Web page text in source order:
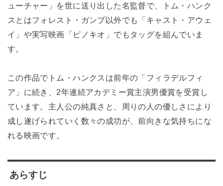
ューチャー」を世に送り出した名監督で、トム・ハンク
スとはフォレスト・ガンプ以外でも「キャスト・アウェ
イ」や実写映画「ピノキオ」でもタッグを組んでいま
す。
この作品でトム・ハンクスは前年の「フィラデルフィ
ア」に続き、2年連続アカデミー賞主演男優賞を受賞し
ています。主人公の純真さと、周りの人の優しさにより
成し遂げられていく数々の成功が、前向きな気持ちにな
れる映画です。
あらすじ